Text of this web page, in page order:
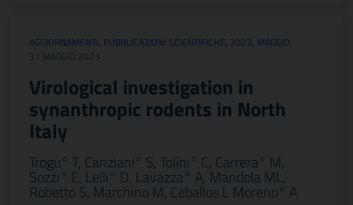
AGGIORNAMENTI, PUBBLICAZIONI SCIENTIFICHE, 2023, MAGGIO
31 MAGGIO 2023
Virological investigation in
synanthropic rodents in North
Italy
Trogu° T, Canziani° S, Tolini° C, Carrera° M,
Sozzi° E, Lelli° D, Lavazza° A, Mandola ML,
Robetto S, Marchino M, Ceballos L Moreno° A